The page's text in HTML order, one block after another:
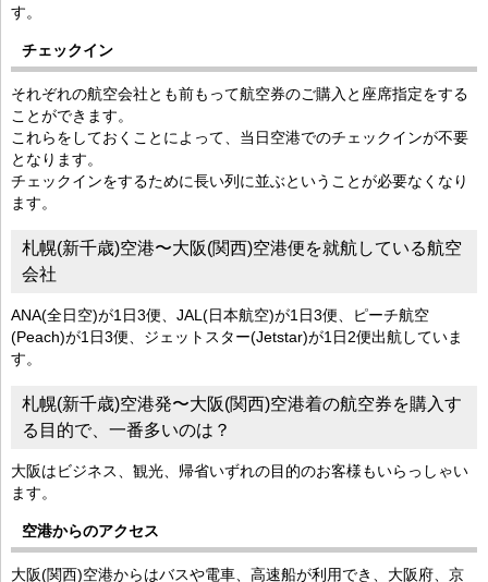
す。
チェックイン
それぞれの航空会社とも前もって航空券のご購入と座席指定をする
ことができます。
これらをしておくことによって、当日空港でのチェックインが不要
となります。
チェックインをするために長い列に並ぶということが必要なくなり
ます。
札幌(新千歳)空港〜大阪(関西)空港便を就航している航空
会社
ANA(全日空)が1日3便、JAL(日本航空)が1日3便、ピーチ航空
(Peach)が1日3便、ジェットスター(Jetstar)が1日2便出航していま
す。
札幌(新千歳)空港発〜大阪(関西)空港着の航空券を購入す
る目的で、一番多いのは？
大阪はビジネス、観光、帰省いずれの目的のお客様もいらっしゃい
ます。
空港からのアクセス
大阪(関西)空港からはバスや電車、高速船が利用でき、大阪府、京